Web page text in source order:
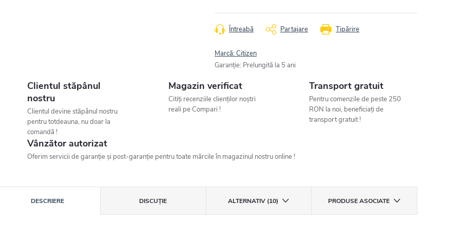
Tipărire
Întreabă Partajare
Marcă:Citizen
Garanţie: Prelungită la 5 ani
Clientul stăpânul
nostru
Clientul devine stăpânul nostru
pentru totdeauna, nu doar la
comandă !
Magazin verificat
Citiți recenziile clienților noștri
reali pe Compari !
Transport gratuit
Pentru comenzile de peste 250
RON la noi, beneficiați de
transport gratuit !
Vânzător autorizat
Oferim servicii de garanție și post-garanție pentru toate mărcile în magazinul nostru online !
DESCRIERE DISCUŢIE ALTERNATIV (10) PRODUSE ASOCIATE